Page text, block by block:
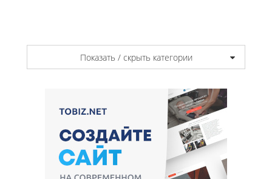
Показать / скрыть категории